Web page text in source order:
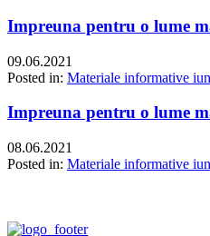
Impreuna pentru o lume
09.06.2021
Posted in: Materiale informative
Impreuna pentru o lume
08.06.2021
Posted in: Materiale informative